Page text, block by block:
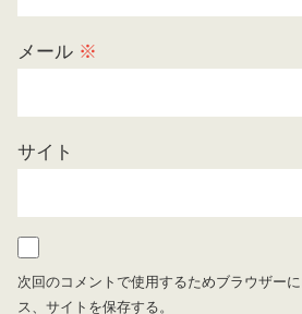
メール ※
サイト
次回のコメントで使用するためブラウザー
ス、サイトを保存する。